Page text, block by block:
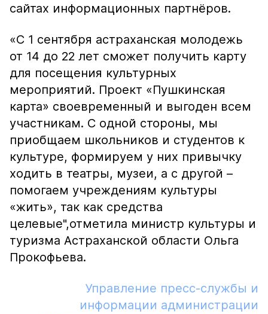
сайтах информационных партнёров.
«С 1 сентября астраханская молодежь
от 14 до 22 лет сможет получить карту
для посещения культурных
мероприятий. Проект «Пушкинская
карта» своевременный и выгоден всем
участникам. С одной стороны, мы
приобщаем школьников и студентов к
культуре, формируем у них привычку
ходить в театры, музеи, а с другой –
помогаем учреждениям культуры
«жить», так как средства
целевые",отметила министр культуры и
туризма Астраханской области Ольга
Прокофьева.
Управление пресс-службы и
информации администрации